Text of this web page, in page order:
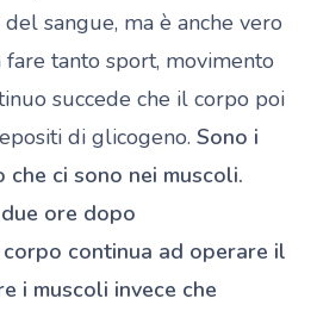
sangue, ma è anche vero
fare tanto sport, movimento
succede che il corpo poi
di glicogeno. Sono i
ci sono nei muscoli.
ore dopo
continua ad operare il
i muscoli invece che